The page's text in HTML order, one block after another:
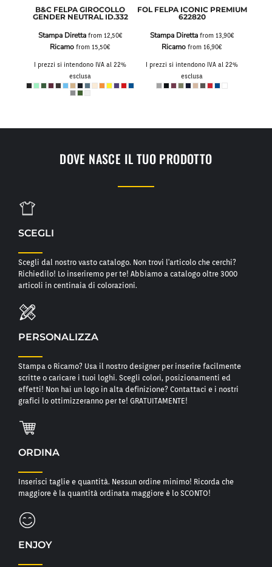
B&C FELPA GIROCOLLO
GENDER NEUTRAL ID.332
Stampa Direttafrom 12,50€
Ricamo from 15,50€
I prezzi si intendono IVA al 22%
esclusa
FOL FELPA ICONIC PREMIUM
622820
Stampa Direttafrom 13,90€
Ricamo from 16,90€
I prezzi si intendono IVA al 22%
esclusa
DOVE NASCE IL TUO PRODOTTO
SCEGLI
Scegli dal nostro vasto catalogo. Non trovi l'articolo che cerchi?
Richiedilo! Lo inseriremo per te! Abbiamo a catalogo oltre 3000
articoli in centinaia di colorazioni.
PERSONALIZZA
Stampa o Ricamo? Usa il nostro designer per inserire facilmente
scritte o caricare i tuoi loghi. Scegli colori, posizionamenti ed
effetti! Non hai un logo in alta definizione? Contattaci e i nostri
grafici lo ottimizzeranno per te! GRATUITAMENTE!
ORDINA
Inserisci taglie e quantità. Nessun ordine minimo! Ricorda che
maggiore è la quantità ordinata maggiore è lo SCONTO!
ENJOY